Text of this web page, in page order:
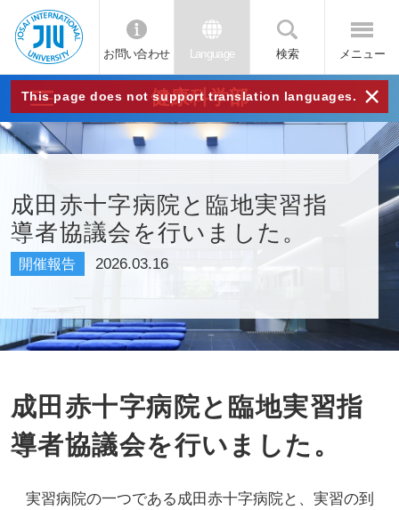
JIU
城西
国際
大学
お問い合わせ Language 検索 メニュー
This page does not support translation languages. ×
健康科学部
成田赤十字病院と臨地実習指
導者協議会を行いました。
開催報告 2026.03.16
成田赤十字病院と臨地実習指
導者協議会を行いました。
実習病院の一つである成田赤十字病院と、実習の到